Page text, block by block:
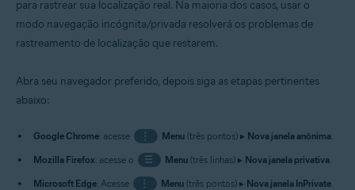
para rastrear sua localização real. Na maioria dos casos, usar o
modo navegação incógnita/privada resolverá os problemas de
rastreamento de localização que restarem.
Abra seu navegador preferido, depois siga as etapas pertinentes
abaixo:
Google Chrome: acesse ⋮ Menu(três pontos) ▸ Nova janela anônima.
Mozilla Firefox: acesse o ☰ Menu(três linhas) ▸ Nova janela privativa.
Microsoft Edge: Acesse ⋮ Menu(três pontos) ▸ Nova janela InPrivate.